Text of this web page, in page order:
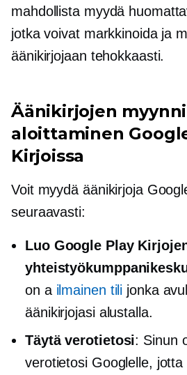
mahdollista myydä
jotka voivat markkinoida ja
äänikirjojaan tehokkaasti.
Äänikirjojen
aloittaminen
Kirjoissa
Voit myydä äänikirjoja
seuraavasti:
Luo Google Play
on a ilmainen tili jonka
äänikirjojasi alustalla.
Täytä verotietosi: Sinun
verotietosi Googlelle, jotta